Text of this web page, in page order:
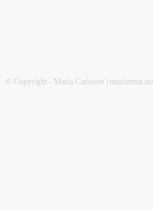
© Copyright - Maria Carlsson | mariasmat.nu